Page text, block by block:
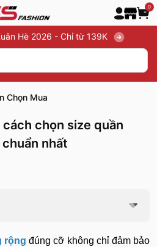
0
Hè 2026 - Chỉ từ 139K
Chọn Mua
chọn size quần
nhất
rộng đúng cỡ không chỉ đảm bảo